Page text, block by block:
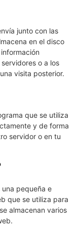
junto con las
en el disco
o a los
visita posterior.
que se utiliza
y de forma
servidor o en tu
pequeña e
que se utiliza para
almacenan varios